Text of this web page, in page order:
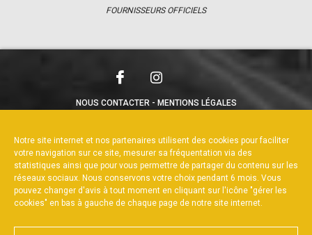
Notre site internet et nos partenaires utilisent des cookies pour faciliter
votre navigation sur ce site, mesurer sa fréquentation via des
statistiques ainsi que pour vous permettre de partager du contenu sur les
réseaux sociaux. Nous conservons votre choix pendant 6 mois. Vous
pouvez changer d'avis à tout moment en cliquant sur l'icône "gérer les
cookies" en bas à gauche de chaque page de notre site internet.
FOURNISSEURS OFFICIELS
NOUS CONTACTER
MENTIONS LÉGALES
RÉALISÉ PAR L’AGENCE WEB A3WEB